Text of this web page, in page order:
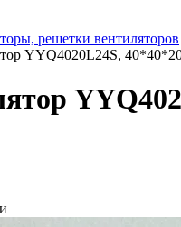
решетки вентиляторов
YYQ4020L24S,